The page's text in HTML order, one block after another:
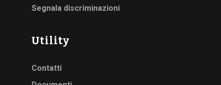
Segnala discriminazioni
Utility
Contatti